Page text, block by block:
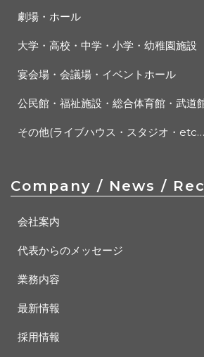
劇場・ホール
大学・高校・中学・小学・幼稚園施設
宴会場・会議場・イベントホール
公民館・福祉施設・総合体育館・武道
その他(ライブハウス・スタジオ・
Company / News /
会社案内
代表からのメッセージ
業務内容
最新情報
採用情報